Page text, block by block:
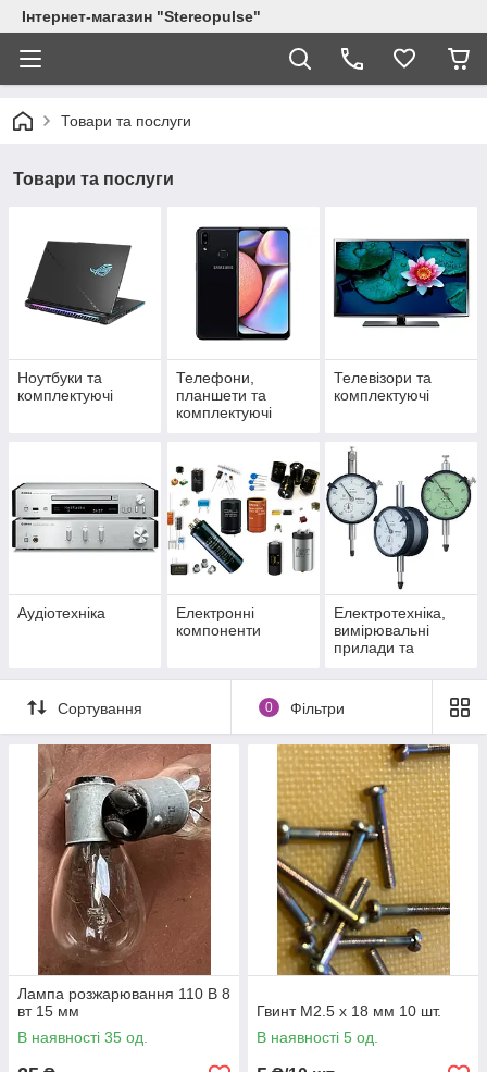
Інтернет-магазин "Stereopulse"
Товари та послуги
Товари та послуги
Ноутбуки та
комплектуючі
Телефони,
планшети та
комплектуючі
Телевізори та
комплектуючі
Аудіотехніка
Електронні
компоненти
Електротехніка,
вимірювальні
прилади та
Сортування 0 Фільтри
Лампа розжарювання 110 В 8
вт 15 мм
В наявності 35 од.
Гвинт М2.5 х 18 мм 10 шт.
В наявності 5 од.